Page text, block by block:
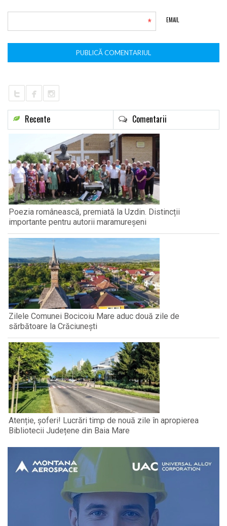
EMAIL
*
Recente Comentarii
Poezia românească, premiată la Uzdin. Distincții
importante pentru autorii maramureșeni
Zilele Comunei Bocicoiu Mare aduc două zile de
sărbătoare la Crăciunești
Atenție, șoferi! Lucrări timp de nouă zile în apropierea
Bibliotecii Județene din Baia Mare